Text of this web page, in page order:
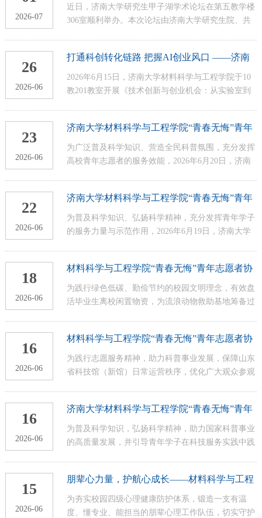
学行为》主题学术分享，学院相关专业师生到场参与
交流。作为学校面向研究生打造的特色学术品牌，甲
2026-07
近日，济南大学研究生甲子湖学术论坛在第五教学楼
306室顺利举办。本次论坛由济南大学研究生院、共
题为《钠离子电池氧化物正极稳定性机制研究》的专
题学术报告，学院师生到场聆听交流。作为学校面向
研究生打造的高端学术交流品牌，甲子湖学术论坛持
设。...
26
2026-06
打通科创转化链路 把握AI创业风口 ——济南
座
2026年6月15日，济南大学材料科学与工程学院于10
教201教室开展《技术创新与创业机会：从实验室到
理工科科研成果落地难题，剖析前沿技术难以走出实
验室的深层原因，为材料专业学子搭建起技术研发与
商业市场之间的认知桥梁。讲座开篇依托创新扩散理
23
2026-06
济南大学材料科学与工程学院“青春无悔”青年
愿服务活动
为广泛普及科学知识、营造全民科普氛围，充分发挥
高校青年志愿者的服务效能，2026年6月20日，济南
约”专项科普志愿服务，以青年实践助力科普宣传。
本次志愿活动流程清晰，整体分为前期培训、定岗服
务、活动收尾三个阶段。活动当天，全体志愿者准时
22
2026-06
济南大学材料科学与工程学院“青春无悔”青年
务活动
为普及科学知识、弘扬科学精神，充分发挥青年学子
的服务力量与示范作用，2026年6月19日，济南大学
志愿同行”主题志愿服务活动，以青春之力助力科普
事业发展。活动开展期间，全体志愿者提前到场完成
签到，并认真参与场馆岗前培训，系统熟悉展区布
个服务岗位，...
18
2026-06
材料科学与工程学院“青春无悔”青年志愿者协
动
为践行绿色低碳、勤俭节约的校园文明理念，有效盘
活毕业生离校闲置物资，为流浪动物救助基地筹备过
青年志愿者协会在学校八食堂广场组织开展“拾毕业
余温，予流浪安稳”主题志愿服务募捐活动。本次活
动以毕业季为契机，将毕业生闲置物品转化为救助物
16
2026-06
材料科学与工程学院“青春无悔”青年志愿者协
为践行志愿服务精神，助力科普事业发展，保障山东
省科技馆（新馆）日常运营秩序，优化广大观众参观
年志愿者协会组织开展 “科普润心，志愿传情” 主题
志愿服务活动，12 名青年志愿者走进山东省科技
馆，以实际行动传递志愿温度，弘扬科学精神。活动
安排下分配岗位、...
16
2026-06
济南大学材料科学与工程学院“青春无悔”青年
务活动
为普及科学知识，弘扬科学精神，助力国家科普事业
的高质量发展，并引导青年学子在科技服务实践中践
志愿者前往山东省科技馆（新馆），开展了以“科技
启航，志愿相伴”为主题的志愿服务活动。本次活动
分为岗前培训、岗位值守、总结留念三个环节。活动
15
2026-06
朋辈心力量，护航心成长——材料科学与工程
专题培训
为夯实校园四级心理健康防护体系，锻造一支有温
度、懂专业、能担当的朋辈心理工作队伍，切实守护